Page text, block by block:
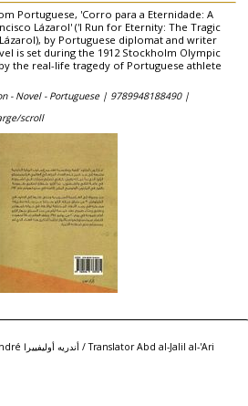
Portuguese, 'Corro para a Eternidade: A
LázaroI' ('I Run for Eternity: The Tragic
by Portuguese diplomat and writer
is set during the 1912 Stockholm Olympic
the real-life tragedy of Portuguese athlete
- Novel - Portuguese | 9789948188490 |
scroll
Oliveira, André أندريه أوليفييرا / Translator Abd al-Jalil al-'Ari